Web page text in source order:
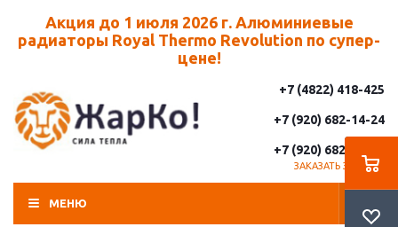
Акция до 1 июля 2026 г. Алюминиевые
радиаторы Royal Thermo Revolution по супер-
цене!
+7 (4822) 418-425
+7 (920) 682-14-24
+7 (920) 682-14-25
ЗАКАЗАТЬ ЗВОНОК
МЕНЮ